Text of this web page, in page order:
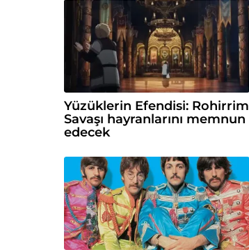
Yüzüklerin Efendisi: Rohirrim
Savaşı hayranlarını memnun
edecek